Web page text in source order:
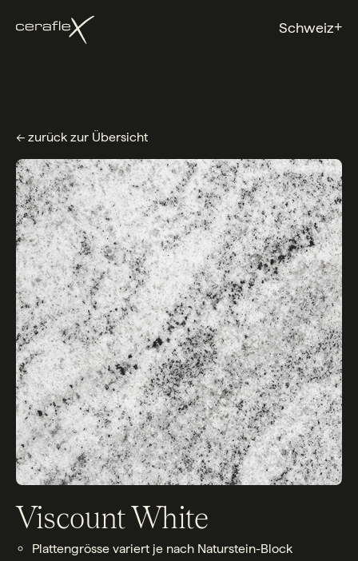
Schweiz+
← zurück zur Übersicht
Viscount White
Plattengrösse variert je nach Naturstein-Block